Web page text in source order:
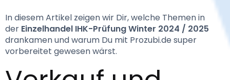
In diesem Artikel zeigen wir Dir, welche Themen in
der Einzelhandel IHK-Prüfung Winter 2024 / 2025
drankamen und warum Du mit Prozubi.de super
vorbereitet gewesen wärst.